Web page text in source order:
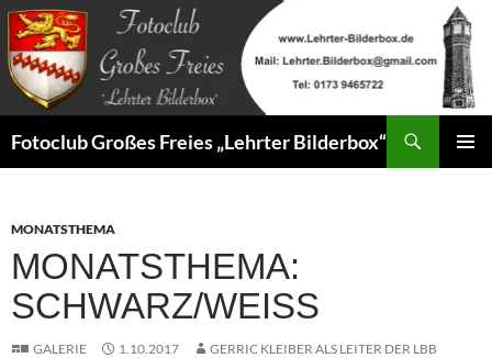
Zum
Inhalt
springen
Fotoclub Großes Freies „Lehrter Bilderbox“
MONATSTHEMA
MONATSTHEMA:
SCHWARZ/WEISS
GALERIE 1.10.2017 GERRIC KLEIBER ALS LEITER DER LBB